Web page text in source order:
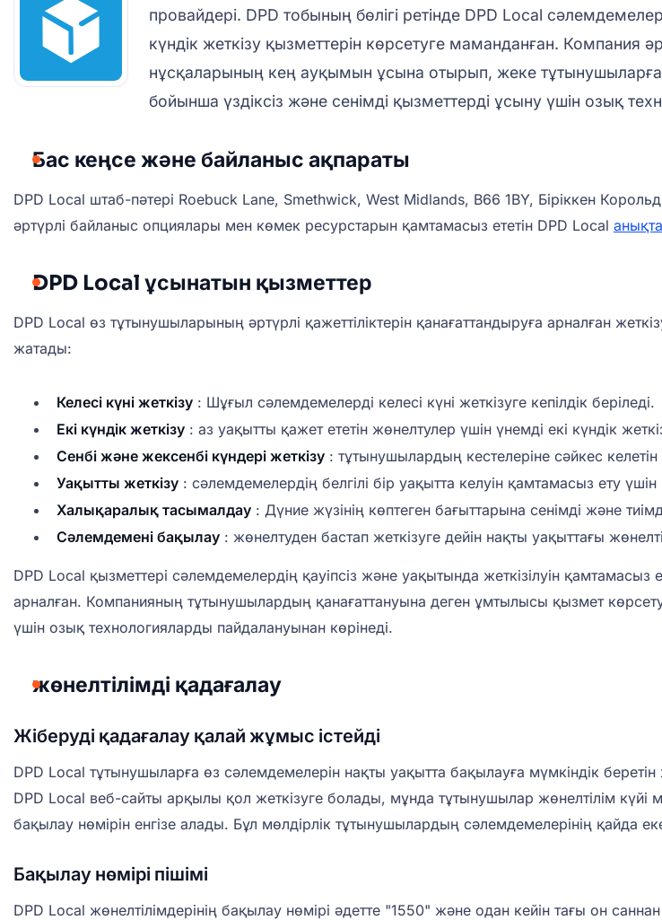
провайдері. DPD тобының бөлігі ретінде DPD Local
күндік жеткізу қызметтерін көрсетуге маманданған. Компания
нұсқаларының кең ауқымын ұсына отырып, жеке
бойынша үздіксіз және сенімді қызметтерді ұсыну үшін озық
Бас кеңсе және байланыс ақпараты
DPD Local штаб-пәтері Roebuck Lane, Smethwick, West Midlands, B66 1BY, Біріккен
әртүрлі байланыс опциялары мен көмек ресурстарын қамтамасыз ететін DPD Local
DPD Local ұсынатын қызметтер
DPD Local өз тұтынушыларының әртүрлі қажеттіліктерін қанағаттандыруға арналған
жатады:
Келесі күні жеткізу : Шұғыл сәлемдемелерді келесі күні жеткізуге кепілдік беріледі.
Екі күндік жеткізу : аз уақытты қажет ететін жөнелтулер үшін үнемді екі күндік
Сенбі және жексенбі күндері жеткізу : тұтынушылардың кестелеріне сәйкес
Уақытты жеткізу : сәлемдемелердің белгілі бір уақытта келуін қамтамасыз ету
Халықаралық тасымалдау : Дүние жүзінің көптеген бағыттарына сенімді және
Сәлемдемені бақылау : жөнелтуден бастап жеткізуге дейін нақты уақыттағы
DPD Local қызметтері сәлемдемелердің қауіпсіз және уақытында жеткізілуін
арналған. Компанияның тұтынушылардың қанағаттануына деген ұмтылысы қызмет
үшін озық технологияларды пайдалануынан көрінеді.
жөнелтілімді қадағалау
Жіберуді қадағалау қалай жұмыс істейді
DPD Local тұтынушыларға өз сәлемдемелерін нақты уақытта бақылауға мүмкіндік
DPD Local веб-сайты арқылы қол жеткізуге болады, мұнда тұтынушылар жөнелтілім
бақылау нөмірін енгізе алады. Бұл мөлдірлік тұтынушылардың сәлемдемелерінің қайда
Бақылау нөмірі пішімі
DPD Local жөнелтілімдерінің бақылау нөмірі әдетте "1550" және одан кейін тағы он